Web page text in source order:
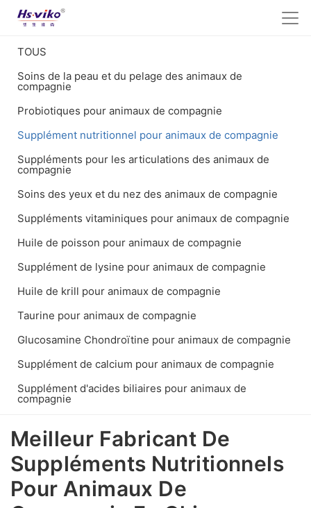
TOUS
Soins de la peau et du pelage des animaux de
compagnie
Probiotiques pour animaux de compagnie
Supplément nutritionnel pour animaux de compagnie
Suppléments pour les articulations des animaux de
compagnie
Soins des yeux et du nez des animaux de compagnie
Suppléments vitaminiques pour animaux de compagnie
Huile de poisson pour animaux de compagnie
Supplément de lysine pour animaux de compagnie
Huile de krill pour animaux de compagnie
Taurine pour animaux de compagnie
Glucosamine Chondroïtine pour animaux de compagnie
Supplément de calcium pour animaux de compagnie
Supplément d'acides biliaires pour animaux de
compagnie
Meilleur Fabricant De
Suppléments Nutritionnels
Pour Animaux De